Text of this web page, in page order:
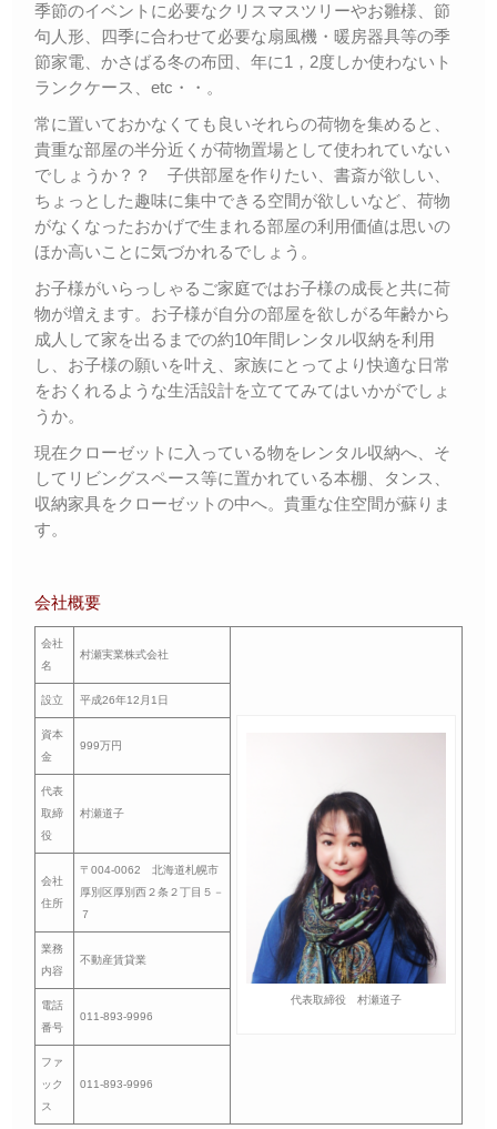
– Query –
季節のイベントに必要なクリスマスツリーやお雛様、節
句人形、四季に合わせて必要な扇風機・暖房器具等の季
節家電、かさばる冬の布団、年に1，2度しか使わないト
ランクケース、etc・・。
常に置いておかなくても良いそれらの荷物を集めると、
貴重な部屋の半分近くが荷物置場として使われていない
でしょうか？？ 子供部屋を作りたい、書斎が欲しい、
ちょっとした趣味に集中できる空間が欲しいなど、荷物
がなくなったおかげで生まれる部屋の利用価値は思いの
ほか高いことに気づかれるでしょう。
お子様がいらっしゃるご家庭ではお子様の成長と共に荷
物が増えます。お子様が自分の部屋を欲しがる年齢から
成人して家を出るまでの約10年間レンタル収納を利用
し、お子様の願いを叶え、家族にとってより快適な日常
をおくれるような生活設計を立ててみてはいかがでしょ
うか。
現在クローゼットに入っている物をレンタル収納へ、そ
してリビングスペース等に置かれている本棚、タンス、
収納家具をクローゼットの中へ。貴重な住空間が蘇りま
す。
会社概要
会社
名
村瀬実業株式会社
代表取締役 村瀬道子
設立 平成26年12月1日
資本
金
999万円
代表
取締
役
村瀬道子
会社
住所
〒004-0062 北海道札幌市
厚別区厚別西２条２丁目５－
７
業務
内容
不動産賃貸業
電話
番号
011-893-9996
ファ
ック
ス
011-893-9996